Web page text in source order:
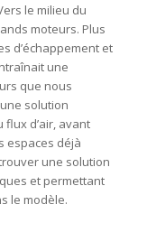
le milieu du
moteurs. Plus
d’échappement et
une
que nous
solution
d’air, avant
espaces déjà
une solution
et permettant
le modèle.